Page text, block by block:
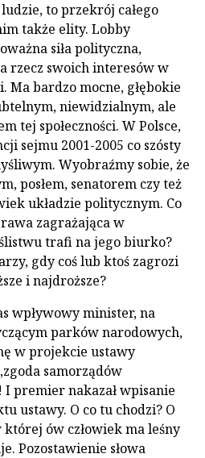
to przekrój całego
także elity. Lobby
siła polityczna,
rzecz swoich interesów w
bardzo mocne, głębokie
niewidzialnym, ale
tej społeczności. W Polsce,
sejmu 2001-2005 co szósty
Wyobraźmy sobie, że
posłem, senatorem czy też
układzie politycznym. Co
zagrażająca w
trafi na jego biurko?
gdy coś lub ktoś zagrozi
i najdroższe?
wpływowy minister, na
parków narodowych,
w projekcie ustawy
samorządów
I premier nakazał wpisanie
ustawy. O co tu chodzi? O
której ów człowiek ma leśny
Pozostawienie słowa